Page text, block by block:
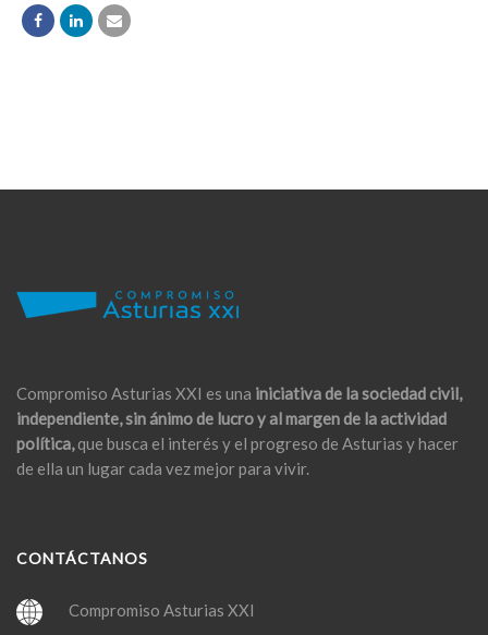
Compromiso Asturias XXI es una iniciativa de la sociedad civil,
independiente, sin ánimo de lucro y al margen de la actividad
política,que busca el interés y el progreso de Asturias y hacer
de ella un lugar cada vez mejor para vivir.
CONTÁCTANOS
Compromiso Asturias XXI